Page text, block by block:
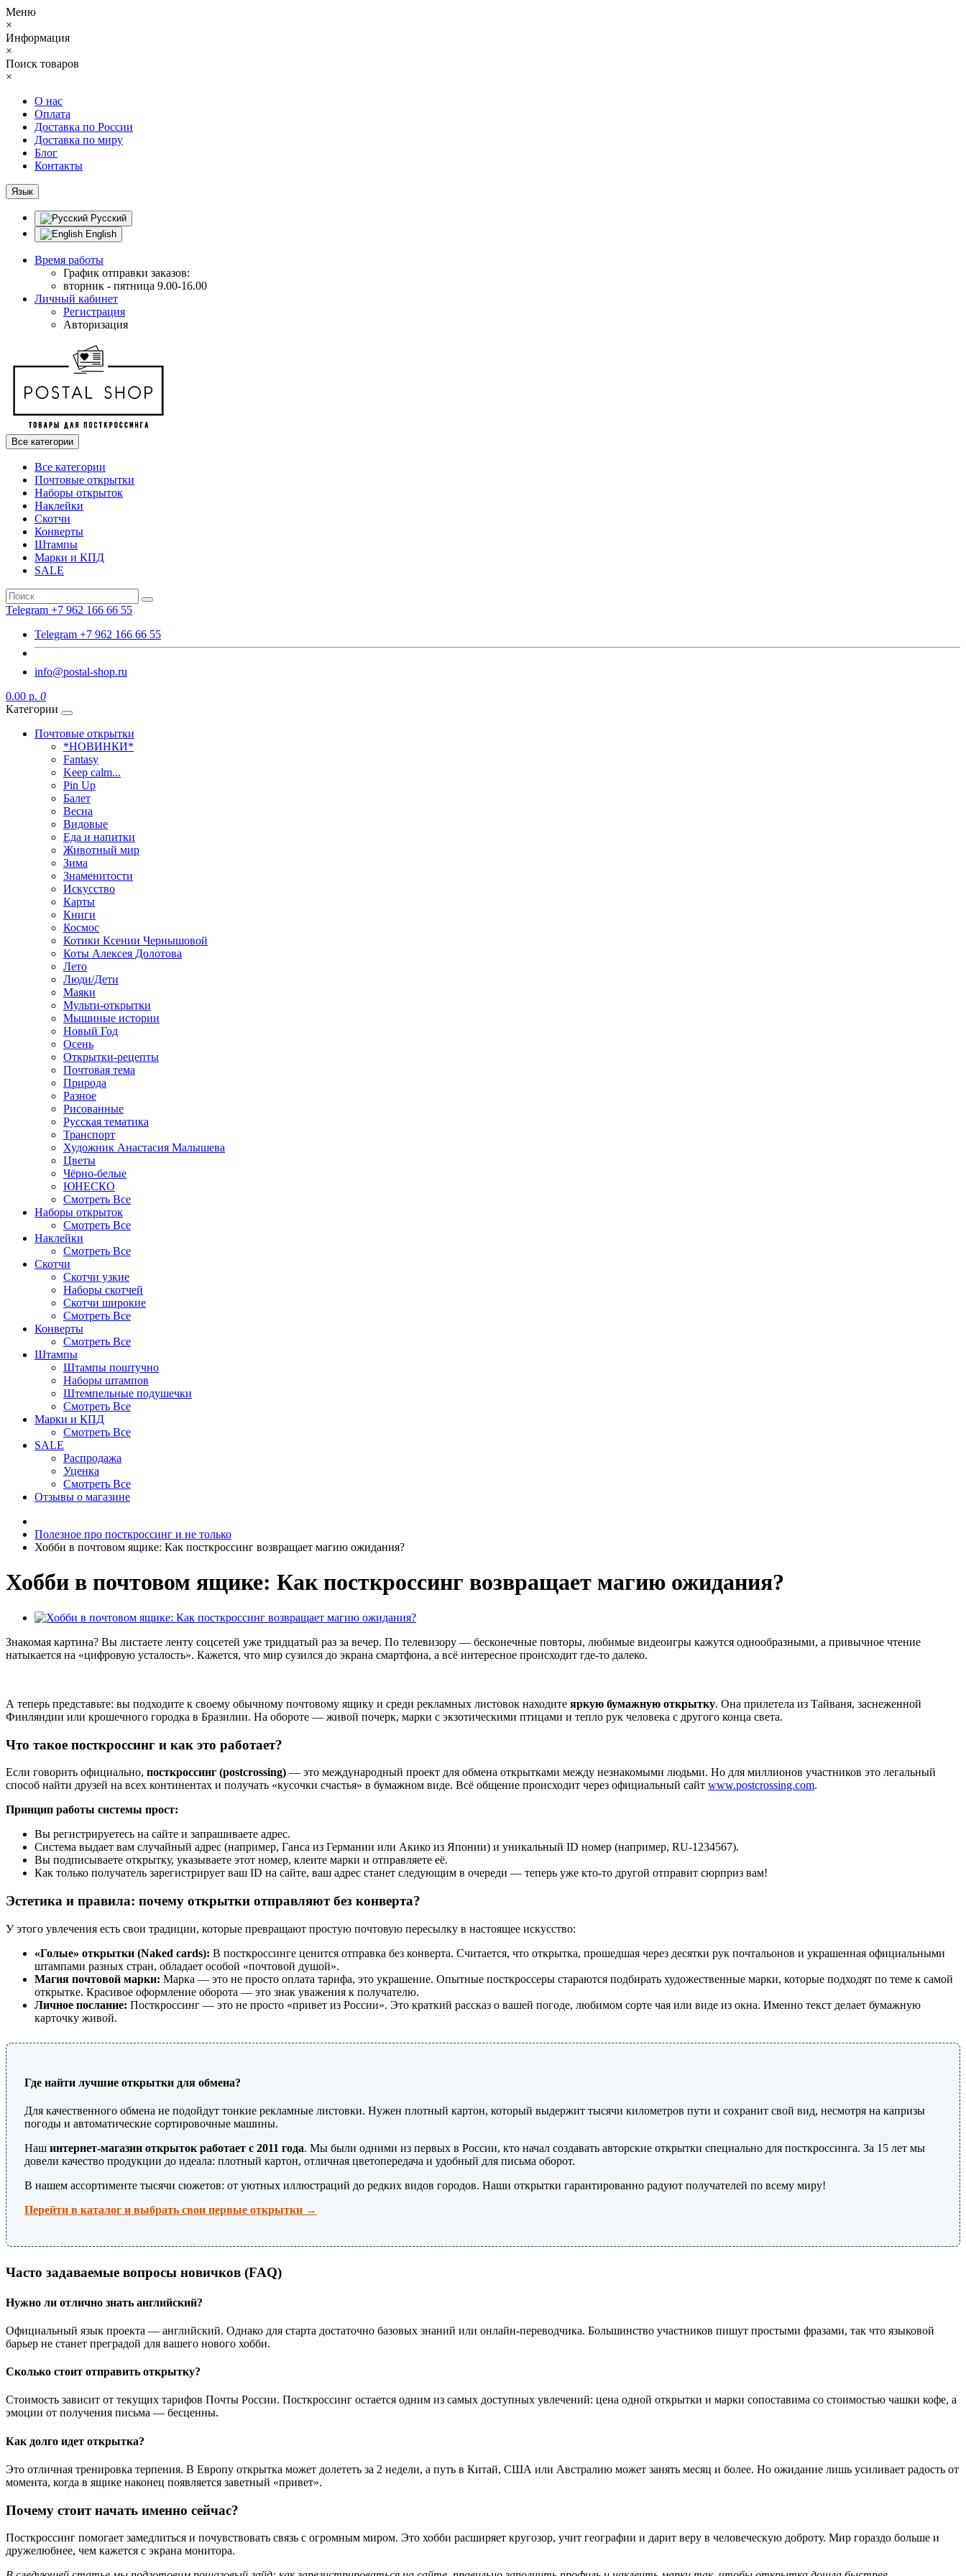
Меню
×
Информация
×
Поиск товаров
×
О нас
Оплата
Доставка по России
Доставка по миру
Блог
Контакты
Язык
Русский
English
Время работы
График отправки заказов:
вторник - пятница 9.00-16.00
Личный кабинет
Регистрация
Авторизация
Все категории
Все категории
Почтовые открытки
Наборы открыток
Наклейки
Скотчи
Конверты
Штампы
Марки и КПД
SALE
Telegram +7 962 166 66 55
Telegram +7 962 166 66 55
info@postal-shop.ru
0.00 р. 0
Категории
Почтовые открытки
*НОВИНКИ*
Fantasy
Keep calm...
Pin Up
Балет
Весна
Видовые
Еда и напитки
Животный мир
Зима
Знаменитости
Искусство
Карты
Книги
Космос
Котики Ксении Чернышовой
Коты Алексея Долотова
Лето
Люди/Дети
Маяки
Мульти-открытки
Мышиные истории
Новый Год
Осень
Открытки-рецепты
Почтовая тема
Природа
Разное
Рисованные
Русская тематика
Транспорт
Художник Анастасия Малышева
Цветы
Чёрно-белые
ЮНЕСКО
Смотреть Все
Наборы открыток
Смотреть Все
Наклейки
Смотреть Все
Скотчи
Скотчи узкие
Наборы скотчей
Скотчи широкие
Смотреть Все
Конверты
Смотреть Все
Штампы
Штампы поштучно
Наборы штампов
Штемпельные подушечки
Смотреть Все
Марки и КПД
Смотреть Все
SALE
Распродажа
Уценка
Смотреть Все
Отзывы о магазине
Полезное про посткроссинг и не только
Хобби в почтовом ящике: Как посткроссинг возвращает магию ожидания?
Хобби в почтовом ящике: Как посткроссинг возвращает магию ожидания?
Знакомая картина? Вы листаете ленту соцсетей уже тридцатый раз за вечер. По телевизору — бесконечные повторы, любимые видеоигры кажутся однообразными, а привычное чтение
натыкается на «цифровую усталость». Кажется, что мир сузился до экрана смартфона, а всё интересное происходит где-то далеко.
А теперь представьте: вы подходите к своему обычному почтовому ящику и среди рекламных листовок находите яркую бумажную открытку. Она прилетела из Тайваня, заснеженной
Финляндии или крошечного городка в Бразилии. На обороте — живой почерк, марки с экзотическими птицами и тепло рук человека с другого конца света.
Что такое посткроссинг и как это работает?
Если говорить официально, посткроссинг (postcrossing) — это международный проект для обмена открытками между незнакомыми людьми. Но для миллионов участников это легальный
способ найти друзей на всех континентах и получать «кусочки счастья» в бумажном виде. Всё общение происходит через официальный сайт www.postcrossing.com.
Принцип работы системы прост:
Вы регистрируетесь на сайте и запрашиваете адрес.
Система выдает вам случайный адрес (например, Ганса из Германии или Акико из Японии) и уникальный ID номер (например, RU-1234567).
Вы подписываете открытку, указываете этот номер, клеите марки и отправляете её.
Как только получатель зарегистрирует ваш ID на сайте, ваш адрес станет следующим в очереди — теперь уже кто-то другой отправит сюрприз вам!
Эстетика и правила: почему открытки отправляют без конверта?
У этого увлечения есть свои традиции, которые превращают простую почтовую пересылку в настоящее искусство:
«Голые» открытки (Naked cards): В посткроссинге ценится отправка без конверта. Считается, что открытка, прошедшая через десятки рук почтальонов и украшенная официальными
штампами разных стран, обладает особой «почтовой душой».
Магия почтовой марки: Марка — это не просто оплата тарифа, это украшение. Опытные посткроссеры стараются подбирать художественные марки, которые подходят по теме к самой
открытке. Красивое оформление оборота — это знак уважения к получателю.
Личное послание: Посткроссинг — это не просто «привет из России». Это краткий рассказ о вашей погоде, любимом сорте чая или виде из окна. Именно текст делает бумажную
карточку живой.
Где найти лучшие открытки для обмена?
Для качественного обмена не подойдут тонкие рекламные листовки. Нужен плотный картон, который выдержит тысячи километров пути и сохранит свой вид, несмотря на капризы
погоды и автоматические сортировочные машины.
Наш интернет-магазин открыток работает с 2011 года. Мы были одними из первых в России, кто начал создавать авторские открытки специально для посткроссинга. За 15 лет мы
довели качество продукции до идеала: плотный картон, отличная цветопередача и удобный для письма оборот.
В нашем ассортименте тысячи сюжетов: от уютных иллюстраций до редких видов городов. Наши открытки гарантированно радуют получателей по всему миру!
Перейти в каталог и выбрать свои первые открытки →
Часто задаваемые вопросы новичков (FAQ)
Нужно ли отлично знать английский?
Официальный язык проекта — английский. Однако для старта достаточно базовых знаний или онлайн-переводчика. Большинство участников пишут простыми фразами, так что языковой
барьер не станет преградой для вашего нового хобби.
Сколько стоит отправить открытку?
Стоимость зависит от текущих тарифов Почты России. Посткроссинг остается одним из самых доступных увлечений: цена одной открытки и марки сопоставима со стоимостью чашки кофе, а
эмоции от получения письма — бесценны.
Как долго идет открытка?
Это отличная тренировка терпения. В Европу открытка может долететь за 2 недели, а путь в Китай, США или Австралию может занять месяц и более. Но ожидание лишь усиливает радость от
момента, когда в ящике наконец появляется заветный «привет».
Почему стоит начать именно сейчас?
Посткроссинг помогает замедлиться и почувствовать связь с огромным миром. Это хобби расширяет кругозор, учит географии и дарит веру в человеческую доброту. Мир гораздо больше и
дружелюбнее, чем кажется с экрана монитора.